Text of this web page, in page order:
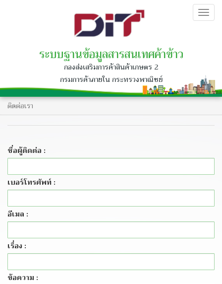
ระบบฐานข้อมูลสารสนเทศค้าข้าว
กองส่งเสริมการค้าสินค้าเกษตร 2
กรมการค้าภายใน กระทรวงพาณิชย์
ติดต่อเรา
ชื่อผู้ติดต่อ :
เบอร์โทรศัพท์ :
อีเมล :
เรื่อง :
ข้อความ :